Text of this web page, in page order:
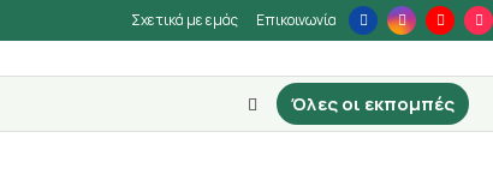
Σχετικά με εμάς Επικοινωνία
Όλες οι εκπομπές